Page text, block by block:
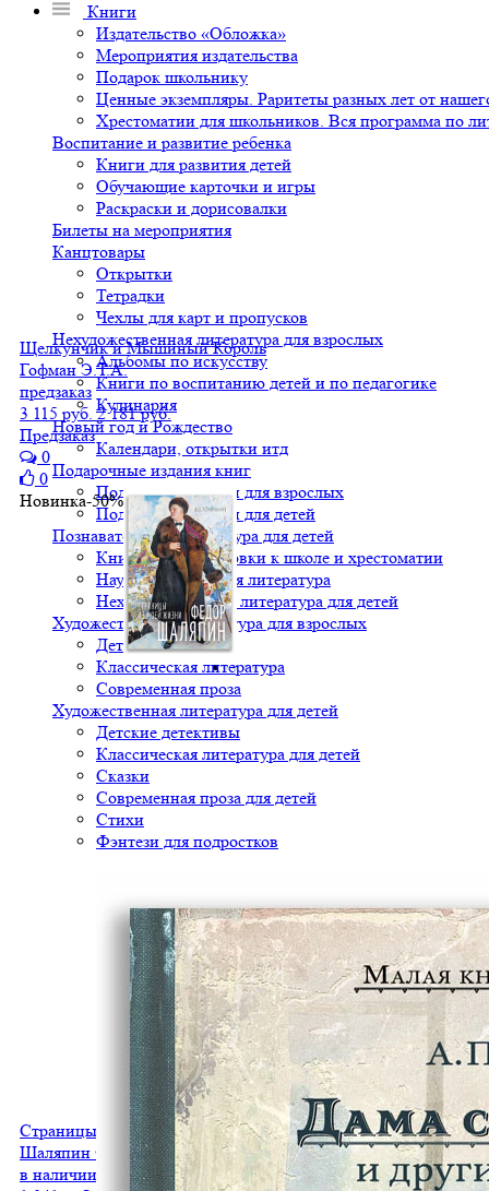
Книги
Издательство «Обложка»
Мероприятия издательства
Подарок школьнику
Ценные экземпляры. Раритеты разных лет от
Хрестоматии для школьников. Вся программа по
Воспитание и развитие ребенка
Книги для развития детей
Обучающие карточки и игры
Раскраски и дорисовалки
Билеты на мероприятия
Канцтовары
Открытки
Тетрадки
Чехлы для карт и пропусков
Нехудожественная литература для взрослых
Альбомы по искусству
Книги по воспитанию детей и по педагогике
Кулинария
Новый год и Рождество
Календари, открытки итд
Подарочные издания книг
Подарочные книги для взрослых
Подарочные книги для детей
Познавательная литература для детей
Книги для подготовки к школе и хрестоматии
Научно-популярная литература
Нехудожественная литература для детей
Художественная литература для взрослых
Детективы
Классическая литература
Современная проза
Художественная литература для детей
Детские детективы
Классическая литература для детей
Сказки
Современная проза для детей
Стихи
Фэнтези для подростков
Щелкунчик и Мышиный Король
Гофман Э.Т.А.
предзаказ
3 115 руб. 2 181 руб.
Предзаказ
0
0
Новинка-50%
Страницы из моей жизни. Маска и душа. Воспоминания
Шаляпин Ф.И.
в наличии